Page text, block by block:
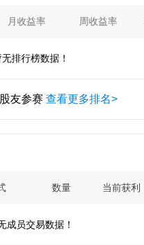
月收益率 周收益率
排行榜数据！
友参赛 查看更多排名>
数量 当前获利
成员交易数据！